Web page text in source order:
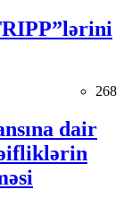
268
dair